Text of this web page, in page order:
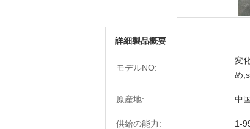
詳細製品概要
モデルNO:
変
め
原産地: 中国
供給の能力: 1-